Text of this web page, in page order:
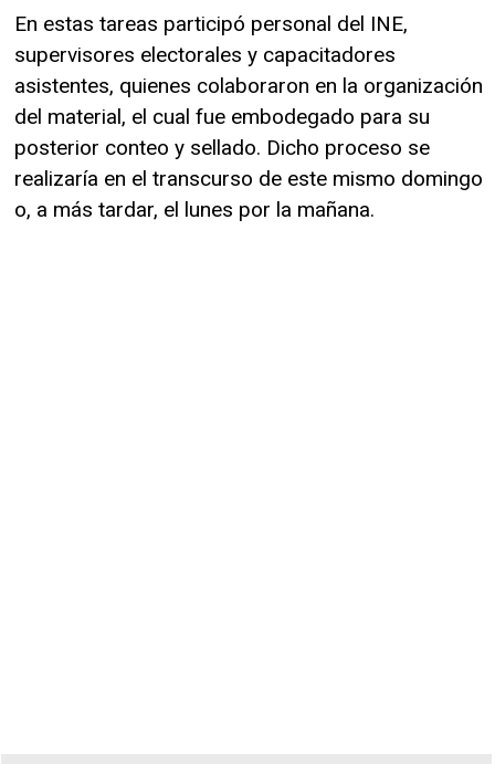
En estas tareas participó personal del INE,
supervisores electorales y capacitadores
asistentes, quienes colaboraron en la organización
del material, el cual fue embodegado para su
posterior conteo y sellado. Dicho proceso se
realizaría en el transcurso de este mismo domingo
o, a más tardar, el lunes por la mañana.